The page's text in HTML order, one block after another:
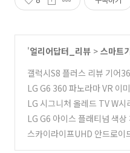
'얼리어답터_리뷰 > 스마트
갤럭시S8 플러스 리뷰 기어
(16)
LG G6 360 파노라마 VR 이
만든다
(7)
LG 시그니처 올레드 TV W시
퍼 울트라HDTV (2)
LG G6 아이스 플래티넘 색상
스카이라이프UHD 안드로이